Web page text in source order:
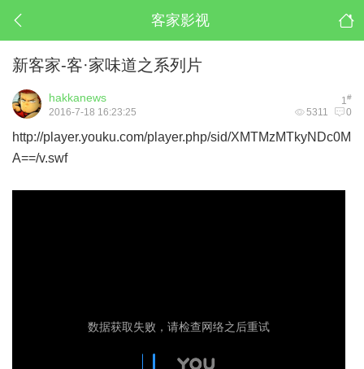
客家影视
新客家-客·家味道之系列片
1#
hakkanews
5311 0
2016-7-18 16:23:25
http://player.youku.com/player.php/sid/XMTMzMTkyNDc0M
A==/v.swf